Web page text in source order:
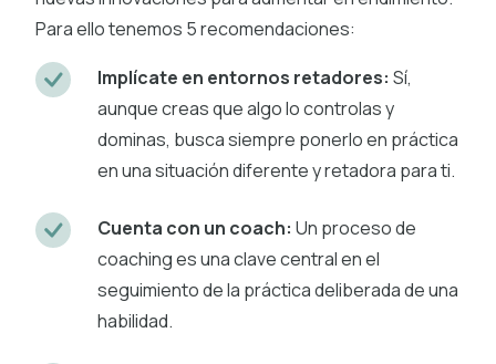
Para ello tenemos 5 recomendaciones:
Implícate en entornos retadores: Sí,
aunque creas que algo lo controlas y
dominas, busca siempre ponerlo en práctica
en una situación diferente y retadora para ti.
Cuenta con un coach: Un proceso de
coaching es una clave central en el
seguimiento de la práctica deliberada de una
habilidad.